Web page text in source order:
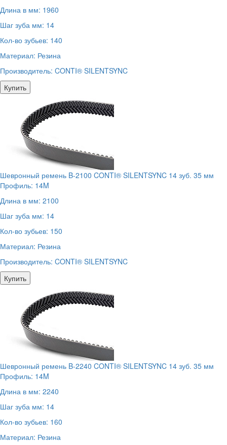
Длина в мм: 1960
Шаг зуба мм: 14
Кол-во зубьев: 140
Материал: Резина
Производитель: CONTI® SILENTSYNC
Купить
Шевронный ремень B-2100 CONTI® SILENTSYNC 14 зуб. 35 мм
Профиль: 14M
Длина в мм: 2100
Шаг зуба мм: 14
Кол-во зубьев: 150
Материал: Резина
Производитель: CONTI® SILENTSYNC
Купить
Шевронный ремень B-2240 CONTI® SILENTSYNC 14 зуб. 35 мм
Профиль: 14M
Длина в мм: 2240
Шаг зуба мм: 14
Кол-во зубьев: 160
Материал: Резина